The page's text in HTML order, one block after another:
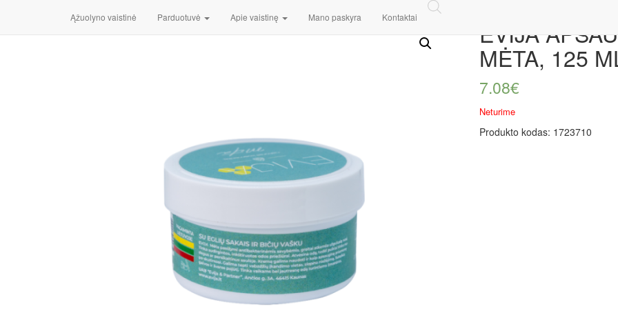
Ąžuolyno vaistinė Parduotuvė Apie vaistinę Mano paskyra Kontaktai
EVIJA
MĖTA, 125
7.08€
Neturime
Produkto kodas: 1723710